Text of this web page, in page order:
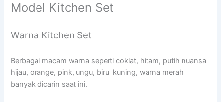
Model Kitchen Set
Warna Kitchen Set
Berbagai macam warna seperti coklat, hitam, putih nuansa
hijau, orange, pink, ungu, biru, kuning, warna merah
banyak dicarin saat ini.